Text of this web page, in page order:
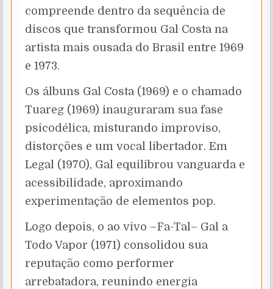
compreende dentro da sequência de
discos que transformou Gal Costa na
artista mais ousada do Brasil entre 1969
e 1973.
Os álbuns Gal Costa (1969) e o chamado
Tuareg (1969) inauguraram sua fase
psicodélica, misturando improviso,
distorções e um vocal libertador. Em
Legal (1970), Gal equilibrou vanguarda e
acessibilidade, aproximando
experimentação de elementos pop.
Logo depois, o ao vivo –Fa-Tal– Gal a
Todo Vapor (1971) consolidou sua
reputação como performer
arrebatadora, reunindo energia